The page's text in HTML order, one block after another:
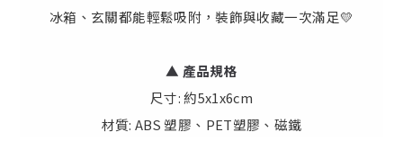
冰箱、玄關都能輕鬆吸附，裝飾與收藏一次滿足💛
▲ 產品規格
尺寸: 約5x1x6cm
材質: ABS 塑膠、PET塑膠、磁鐵